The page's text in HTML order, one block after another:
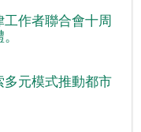
作者聯合會十周
元模式推動都市